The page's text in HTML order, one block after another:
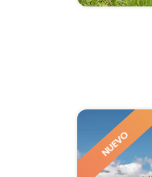
NUEVO